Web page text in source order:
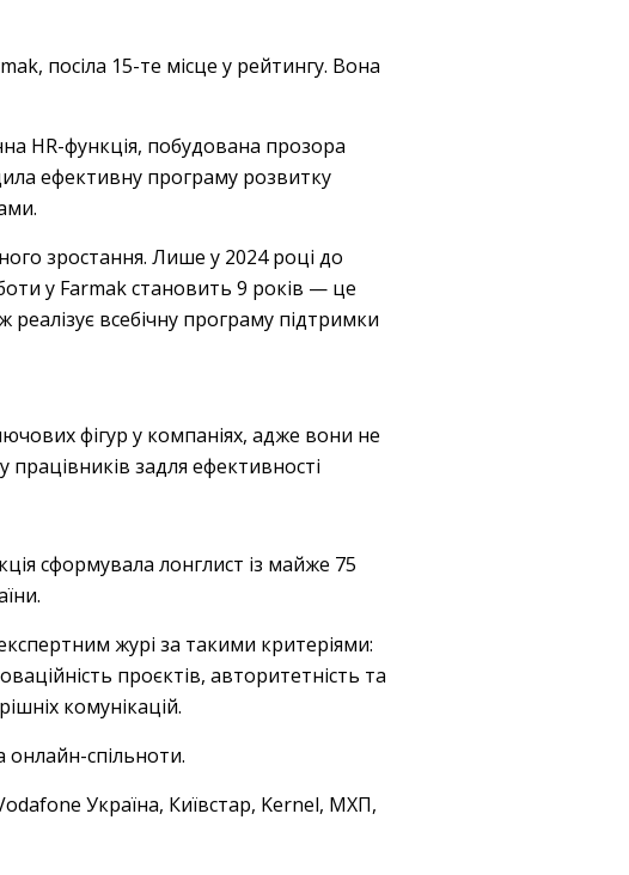
посіла 15-те місце у рейтингу. Вона
HR-функція, побудована прозора
ефективну програму розвитку
зростання. Лише у 2024 році до
у Farmak становить 9 років — це
реалізує всебічну програму підтримки
фігур у компаніях, адже вони не
задля ефективності
сформувала лонглист із майже 75
журі за такими критеріями:
проєктів, авторитетність та
комунікацій.
онлайн-спільноти.
Україна, Київстар, Kernel, МХП,